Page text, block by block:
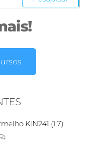
KIN241 (1.7)